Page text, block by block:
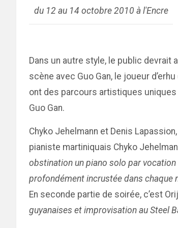
du 12 au 14 octobre 2010 à l'Encre
Dans un autre style, le public devrait
scène avec Guo Gan, le joueur
ont des parcours artistiques
Guo Gan.
Chyko Jehelmann et Denis
pianiste martiniquais Chyko
obstination un piano solo par
profondément incrustée dans chaque
En seconde partie de soirée, c’est
guyanaises et improvisation au Steel